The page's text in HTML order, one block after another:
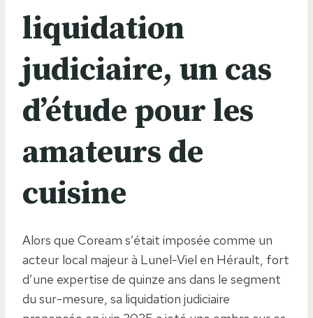
liquidation
judiciaire, un cas
d’étude pour les
amateurs de
cuisine
Alors que Coream s’était imposée comme un
acteur local majeur à Lunel-Viel en Hérault, fort
d’une expertise de quinze ans dans le segment
du sur-mesure, sa liquidation judiciaire